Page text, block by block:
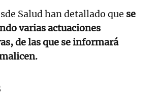
Salud han detallado que se
varias actuaciones
de las que se informará